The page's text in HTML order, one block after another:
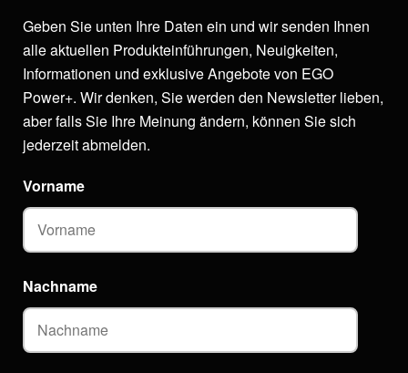
Geben Sie unten Ihre Daten ein und wir senden Ihnen
alle aktuellen Produkteinführungen, Neuigkeiten,
Informationen und exklusive Angebote von EGO
Power+. Wir denken, Sie werden den Newsletter lieben,
aber falls Sie Ihre Meinung ändern, können Sie sich
jederzeit abmelden.
Vorname
Nachname